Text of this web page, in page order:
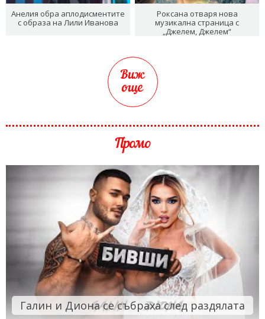
Анелия обра аплодисментите
с образа на Лили Иванова
Роксана отваря нова
музикална страница с
„Джелем, Джелем“
Виж
още
Промо
Галин и Диона се събраха след раздялата